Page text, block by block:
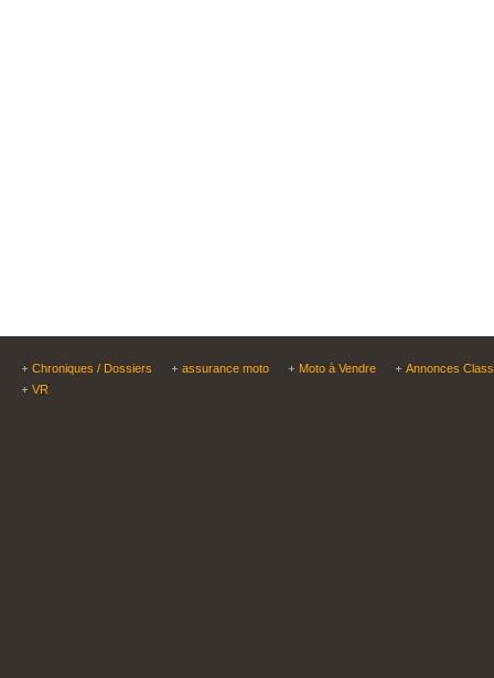
Chroniques / Dossiers assurance moto Moto à Vendre
Annonces
VR